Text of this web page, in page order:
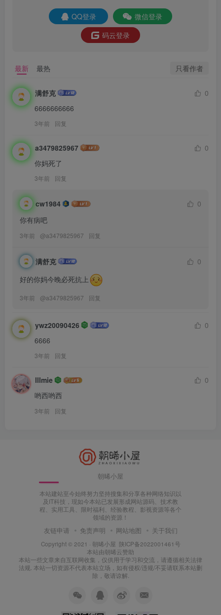
QQ登录
微信登录
码云登录
最新 最热 只看作者
满舒克
0
6666666666
3年前 回复
a3479825967
0
你妈死了
3年前 回复
cw1984
0
你有病吧
3年前 @a3479825967 回复
满舒克
0
好的你妈今晚必死抗上
3年前 @a3479825967 回复
ywz20090426
0
6666
3年前 回复
lllmie
0
哟西哟西
3年前 回复
朝晞小屋
本站建站至今始终努力坚持搜集和分享各种网络知识以
及IT科技，现如今本站已发展形成网站源码、技术教
程、实用工具、限时福利、经验教程、影视资源等各个
领域的资源！
友链申请 免责声明 网站地图 关于我们
Copyright © 2021 · 朝晞小屋 陕ICP备2022001461号
本站由朝晞云赞助
本站一些文章来自互联网收集，仅供用于学习和交流，请遵循相关法律
法规. 本站一切资源不代表本站立场，如有侵权/违规/不妥请联系本站删
除，敬请谅解.